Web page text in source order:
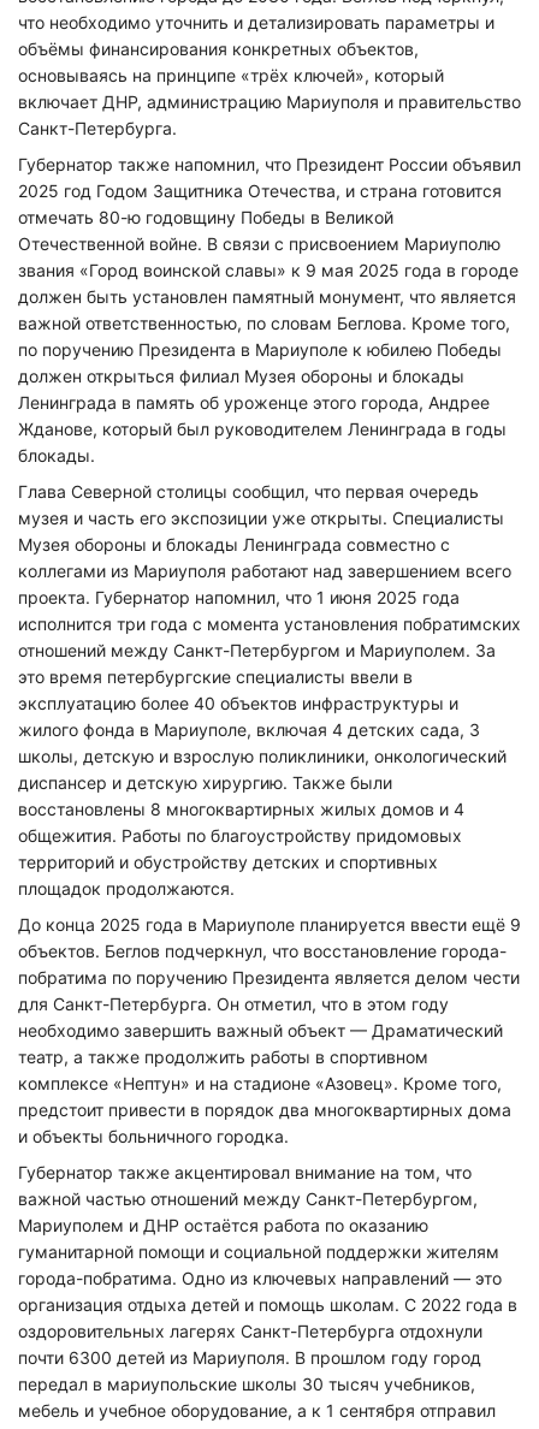
что необходимо уточнить и детализировать параметры и
объёмы финансирования конкретных объектов,
основываясь на принципе «трёх ключей», который
включает ДНР, администрацию Мариуполя и правительство
Санкт-Петербурга.
Губернатор также напомнил, что Президент России объявил
2025 год Годом Защитника Отечества, и страна готовится
отмечать 80-ю годовщину Победы в Великой
Отечественной войне. В связи с присвоением Мариуполю
звания «Город воинской славы» к 9 мая 2025 года в городе
должен быть установлен памятный монумент, что является
важной ответственностью, по словам Беглова. Кроме того,
по поручению Президента в Мариуполе к юбилею Победы
должен открыться филиал Музея обороны и блокады
Ленинграда в память об уроженце этого города, Андрее
Жданове, который был руководителем Ленинграда в годы
блокады.
Глава Северной столицы сообщил, что первая очередь
музея и часть его экспозиции уже открыты. Специалисты
Музея обороны и блокады Ленинграда совместно с
коллегами из Мариуполя работают над завершением всего
проекта. Губернатор напомнил, что 1 июня 2025 года
исполнится три года с момента установления побратимских
отношений между Санкт-Петербургом и Мариуполем. За
это время петербургские специалисты ввели в
эксплуатацию более 40 объектов инфраструктуры и
жилого фонда в Мариуполе, включая 4 детских сада, 3
школы, детскую и взрослую поликлиники, онкологический
диспансер и детскую хирургию. Также были
восстановлены 8 многоквартирных жилых домов и 4
общежития. Работы по благоустройству придомовых
территорий и обустройству детских и спортивных
площадок продолжаются.
До конца 2025 года в Мариуполе планируется ввести ещё 9
объектов. Беглов подчеркнул, что восстановление города-
побратима по поручению Президента является делом чести
для Санкт-Петербурга. Он отметил, что в этом году
необходимо завершить важный объект — Драматический
театр, а также продолжить работы в спортивном
комплексе «Нептун» и на стадионе «Азовец». Кроме того,
предстоит привести в порядок два многоквартирных дома
и объекты больничного городка.
Губернатор также акцентировал внимание на том, что
важной частью отношений между Санкт-Петербургом,
Мариуполем и ДНР остаётся работа по оказанию
гуманитарной помощи и социальной поддержки жителям
города-побратима. Одно из ключевых направлений — это
организация отдыха детей и помощь школам. С 2022 года в
оздоровительных лагерях Санкт-Петербурга отдохнули
почти 6300 детей из Мариуполя. В прошлом году город
передал в мариупольские школы 30 тысяч учебников,
мебель и учебное оборудование, а к 1 сентября отправил